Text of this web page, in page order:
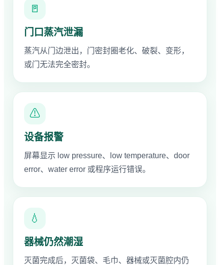
🚪
门口蒸汽泄漏
蒸汽从门边泄出，门密封圈老化、破裂、变形，
或门无法完全密封。
⚠
设备报警
屏幕显示 low pressure、low temperature、door
error、water error 或程序运行错误。
💧
器械仍然潮湿
灭菌完成后，灭菌袋、毛巾、器械或灭菌腔内仍